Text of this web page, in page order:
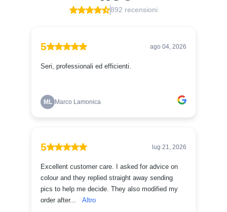
Un foglio di carta tissue con un design a spirale
progetti!
Scopri un nuovo modo perdecorare i tuoi mobili